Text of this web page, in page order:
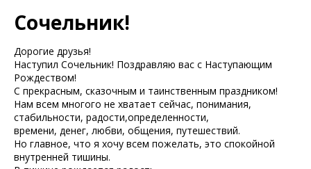
Сочельник!
Дорогие друзья!
Наступил Сочельник! Поздравляю вас с Наступающим
Рождеством!
С прекрасным, сказочным и таинственным праздником!
Нам всем многого не хватает сейчас, понимания,
стабильности, радости,определенности,
времени, денег, любви, общения, путешествий.
Но главное, что я хочу всем пожелать, это спокойной
внутренней тишины.